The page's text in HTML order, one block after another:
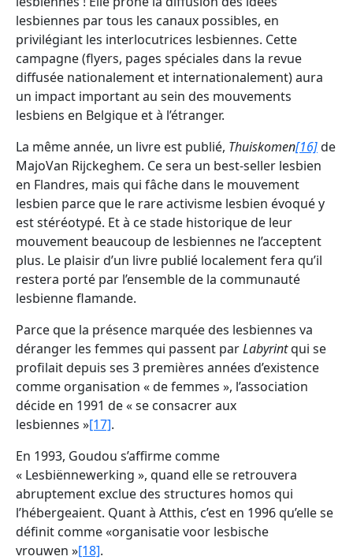
lesbiennes par tous les canaux possibles, en
privilégiant les interlocutrices lesbiennes. Cette
campagne (flyers, pages spéciales dans la revue
diffusée nationalement et internationalement) aura
un impact important au sein des mouvements
lesbiens en Belgique et à l’étranger.
La même année, un livre est publié, Thuiskomen[16]de
MajoVan Rijckeghem. Ce sera un best-seller lesbien
en Flandres, mais qui fâche dans le mouvement
lesbien parce que le rare activisme lesbien évoqué y
est stéréotypé. Et à ce stade historique de leur
mouvement beaucoup de lesbiennes ne l’acceptent
plus. Le plaisir d’un livre publié localement fera qu’il
restera porté par l’ensemble de la communauté
lesbienne flamande.
Parce que la présence marquée des lesbiennes va
déranger les femmes qui passent parLabyrintqui se
profilait depuis ses 3 premières années d’existence
comme organisation « de femmes », l’association
décide en 1991 de « se consacrer aux
lesbiennes »[17].
En 1993, Goudou s’affirme comme
« Lesbiënnewerking », quand elle se retrouvera
abruptement exclue des structures homos qui
l’hébergeaient. Quant à Atthis, c’est en 1996 qu’elle se
définit comme «organisatie voor lesbische
vrouwen »[18].